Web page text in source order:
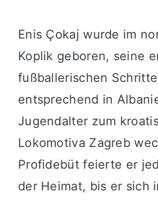
Enis Çokaj wurde im
Koplik geboren, seine
fußballerischen
entsprechend in
Jugendalter zum
Lokomotiva Zagreb
Profidebüt feierte er
der Heimat, bis er sich